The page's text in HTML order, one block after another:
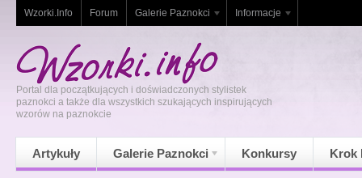
Wzorki.Info Forum Galerie Paznokci Informacje
Portal dla początkujących i doświadczonych stylistek
paznokci a także dla wszystkich szukających inspirujących
wzorów na paznokcie
Artykuły Galerie Paznokci Konkursy Krok